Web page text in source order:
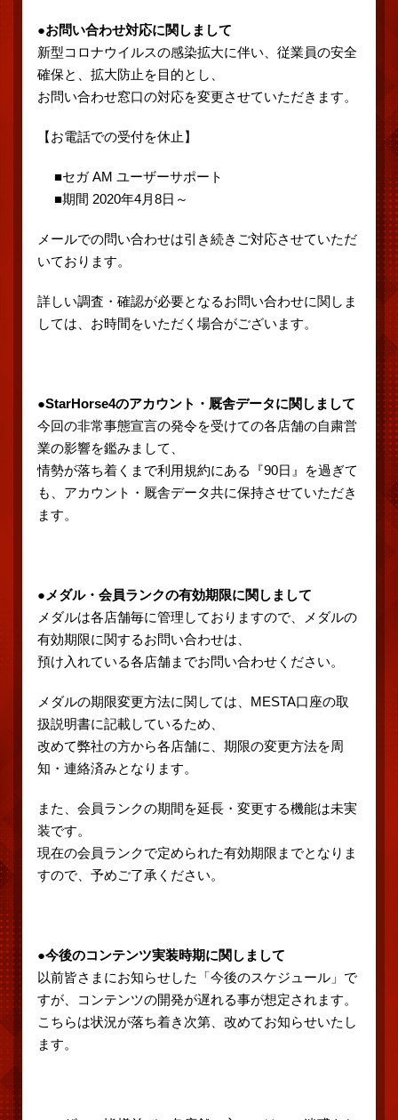
●お問い合わせ対応に関しまして
新型コロナウイルスの感染拡大に伴い、従業員の安全
確保と、拡大防止を目的とし、
お問い合わせ窓口の対応を変更させていただきます。
【お電話での受付を休止】
■セガ AM ユーザーサポート
■期間 2020年4月8日～
メールでの問い合わせは引き続きご対応させていただ
いております。
詳しい調査・確認が必要となるお問い合わせに関しま
しては、お時間をいただく場合がございます。
●StarHorse4のアカウント・厩舎データに関しまして
今回の非常事態宣言の発令を受けての各店舗の自粛営
業の影響を鑑みまして、
情勢が落ち着くまで利用規約にある『90日』を過ぎて
も、アカウント・厩舎データ共に保持させていただき
ます。
●メダル・会員ランクの有効期限に関しまして
メダルは各店舗毎に管理しておりますので、メダルの
有効期限に関するお問い合わせは、
預け入れている各店舗までお問い合わせください。
メダルの期限変更方法に関しては、MESTA口座の取
扱説明書に記載しているため、
改めて弊社の方から各店舗に、期限の変更方法を周
知・連絡済みとなります。
また、会員ランクの期間を延長・変更する機能は未実
装です。
現在の会員ランクで定められた有効期限までとなりま
すので、予めご了承ください。
●今後のコンテンツ実装時期に関しまして
以前皆さまにお知らせした「今後のスケジュール」で
すが、コンテンツの開発が遅れる事が想定されます。
こちらは状況が落ち着き次第、改めてお知らせいたし
ます。